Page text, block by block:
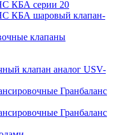
КБА серии 20
КБА шаровый клапан-
клапаны
клапан аналог USV-
Гранбаланс
Гранбаланс